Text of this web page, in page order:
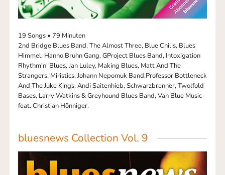
19 Songs • 79 Minuten
2nd Bridge Blues Band, The Almost Three, Blue Chilis, Blues
Himmel, Hanno Bruhn Gang, GProject Blues Band, Intoxigation
Rhythm'n' Blues, Jan Luley, Making Blues, Matt And The
Strangers, Miristics, Johann Nepomuk Band,Professor Bottleneck
And The Juke Kings, Andi Saitenhieb, Schwarzbrenner, Twolfold
Bases, Larry Watkins & Greyhound Blues Band, Van Blue Music
feat. Christian Hönniger.
bluesnews Collection Vol. 9